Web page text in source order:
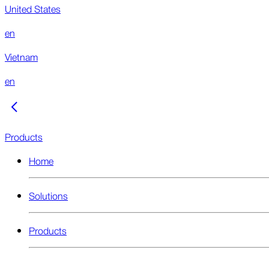
United States
en
Vietnam
en
Products
Home
Solutions
Products